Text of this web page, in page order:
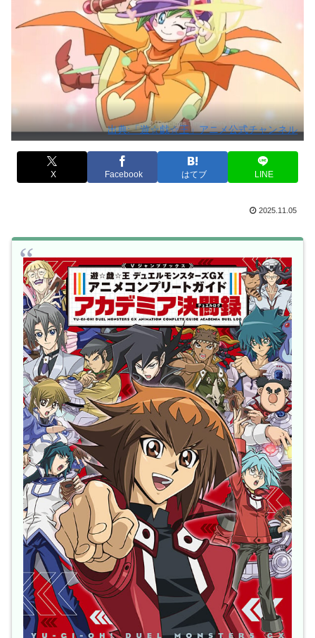
出典:「遊☆戯☆王」アニメ公式チャンネル
X Facebook はてブ LINE
2025.11.05